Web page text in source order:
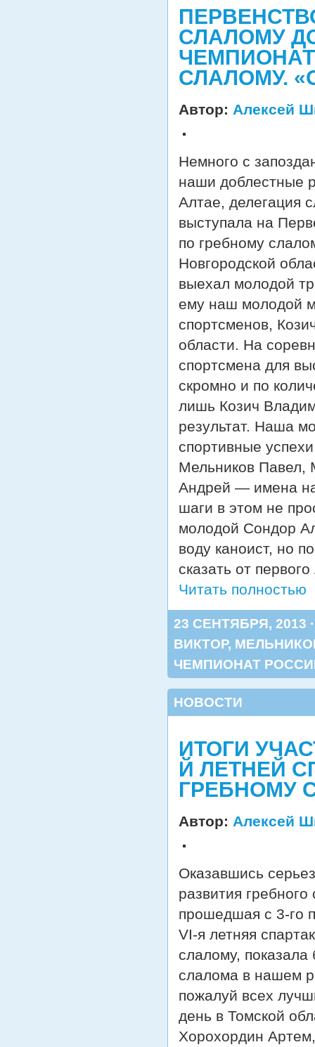
СЛАЛОМУ
СЛАЛОМУ.
Автор: Алексей
Немного с
наши доблестные
Алтае, делегация
выступала на
по гребному
Новгородской
выехал молодой
ему наш молодой
спортсменов,
области. На
спортсмена для
скромно и по
лишь Козич
результат. Наша
спортивные
Мельников Павел,
Андрей — имена
шаги в этом не
молодой Сондор
воду каноист, но
сказать от
Читать полностью
23 СЕНТЯБРЯ, 2013
ВИКТОР,
ЧЕМПИОНАТ
НОВОСТИ
ИТОГИ
Й ЛЕТНЕЙ
ГРЕБНОМУ
Автор: Алексей
Оказавшись
развития
прошедшая с 3-го
VI-я летняя
слалому, показала
слалома в нашем
пожалуй всех
день в Томской
Хорохордин